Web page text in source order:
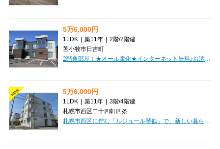
5万6,000円
1LDK | 築11年 | 2階/2階建
苫小牧市日吉町
NEW 5万6,000円
1LDK | 築11年 | 3階/4階建
札幌市西区二十四軒四条